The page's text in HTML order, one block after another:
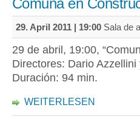
Comuna en
29. April 2011 | 19:00 Sala de
29 de abril, 19:00,
Directores: Dario
Duración: 94 min.
WEITERLESEN